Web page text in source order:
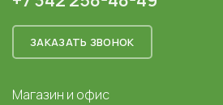
ЗАКАЗАТЬ ЗВОНОК
Магазин и офис